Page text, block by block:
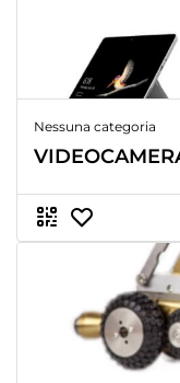
Nessuna categoria